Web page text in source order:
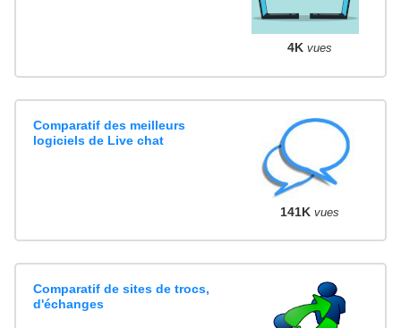
4K vues
Comparatif des meilleurs
logiciels de Live chat
141K vues
Comparatif de sites de trocs,
d'échanges